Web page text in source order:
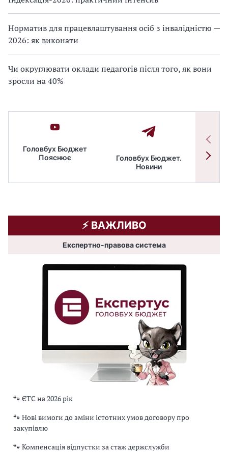
Норматив для працевлаштування осіб з інвалідністю —
2026: як виконати
Чи округлювати оклади педагогів після того, як вони
зросли на 40%
Головбух Бюджет
Пояснює
Головбух Бюджет.
Новини
⚡️ ВАЖЛИВО
Експертно-правова система
🐾 ЄТС на 2026 рік
🐾 Нові вимоги до зміни істотних умов договору про
закупівлю
🐾 Компенсація відпустки за стаж держслужби